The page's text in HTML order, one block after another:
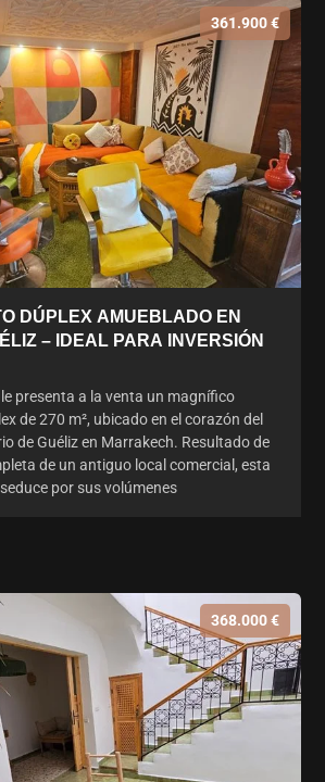
361.900 €
DÚPLEX AMUEBLADO EN
– IDEAL PARA INVERSIÓN
presenta a la venta un magnífico
de 270 m², ubicado en el corazón del
de Guéliz en Marrakech. Resultado de
de un antiguo local comercial, esta
por sus volúmenes
368.000 €